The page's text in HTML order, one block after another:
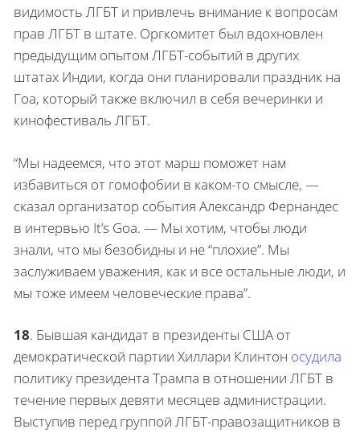
видимость ЛГБТ и привлечь внимание к вопросам
прав ЛГБТ в штате. Оргкомитет был вдохновлен
предыдущим опытом ЛГБТ-событий в других
штатах Индии, когда они планировали праздник на
Гоа, который также включил в себя вечеринки и
кинофестиваль ЛГБТ.
“Мы надеемся, что этот марш поможет нам
избавиться от гомофобии в каком-то смысле, —
сказал организатор события Александр Фернандес
в интервью It’s Goa. — Мы хотим, чтобы люди
знали, что мы безобидны и не “плохие”. Мы
заслуживаем уважения, как и все остальные люди, и
мы тоже имеем человеческие права”.
18. Бывшая кандидат в президенты США от
демократической партии Хиллари Клинтон осудила
политику президента Трампа в отношении ЛГБТ в
течение первых девяти месяцев администрации.
Выступив перед группой ЛГБТ-правозащитников в